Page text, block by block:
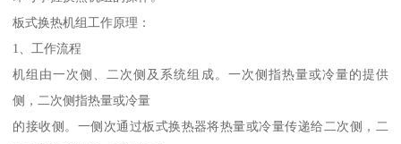
板式换热机组工作原理：
1、工作流程
机组由一次侧、二次侧及系统组成。一次侧指热量或冷量的提供
侧，二次侧指热量或冷量
的接收侧。一侧次通过板式换热器将热量或冷量传递给二次侧，二